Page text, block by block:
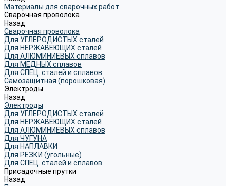
Материалы для сварочных работ
Сварочная проволока
Назад
Сварочная проволока
Для УГЛЕРОДИСТЫХ сталей
Для НЕРЖАВЕЮЩИХ сталей
Для АЛЮМИНИЕВЫХ сплавов
Для МЕДНЫХ сплавов
Для СПЕЦ. сталей и сплавов
Самозащитная (порошковая)
Электроды
Назад
Электроды
Для УГЛЕРОДИСТЫХ сталей
Для НЕРЖАВЕЮЩИХ сталей
Для АЛЮМИНИЕВЫХ сплавов
Для ЧУГУНА
Для НАПЛАВКИ
Для РЕЗКИ (угольные)
Для СПЕЦ. сталей и сплавов
Присадочные прутки
Назад